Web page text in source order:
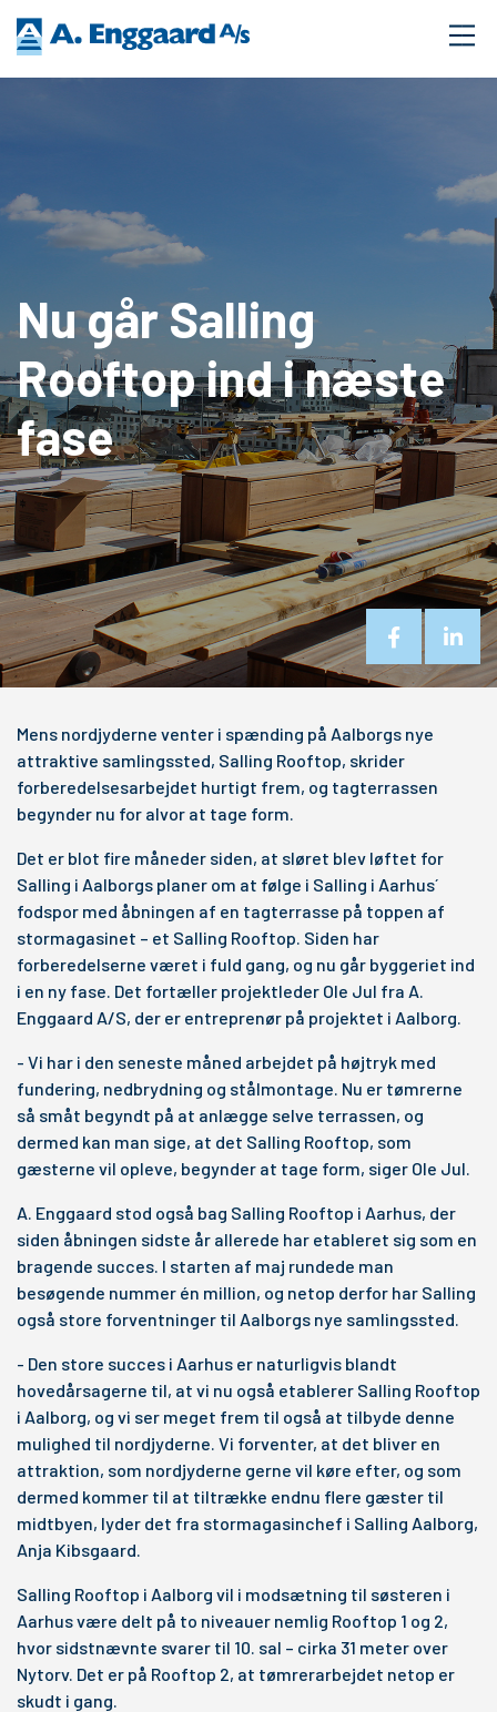
Nu går Salling
Rooftop ind i næste
fase
Mens nordjyderne venter i spænding på Aalborgs nye
attraktive samlingssted, Salling Rooftop, skrider
forberedelsesarbejdet hurtigt frem, og tagterrassen
begynder nu for alvor at tage form.
Det er blot fire måneder siden, at sløret blev løftet for
Salling i Aalborgs planer om at følge i Salling i Aarhus´
fodspor med åbningen af en tagterrasse på toppen af
stormagasinet – et Salling Rooftop. Siden har
forberedelserne været i fuld gang, og nu går byggeriet ind
i en ny fase. Det fortæller projektleder Ole Jul fra A.
Enggaard A/S, der er entreprenør på projektet i Aalborg.
- Vi har i den seneste måned arbejdet på højtryk med
fundering, nedbrydning og stålmontage. Nu er tømrerne
så småt begyndt på at anlægge selve terrassen, og
dermed kan man sige, at det Salling Rooftop, som
gæsterne vil opleve, begynder at tage form, siger Ole Jul.
A. Enggaard stod også bag Salling Rooftop i Aarhus, der
siden åbningen sidste år allerede har etableret sig som en
bragende succes. I starten af maj rundede man
besøgende nummer én million, og netop derfor har Salling
også store forventninger til Aalborgs nye samlingssted.
- Den store succes i Aarhus er naturligvis blandt
hovedårsagerne til, at vi nu også etablerer Salling Rooftop
i Aalborg, og vi ser meget frem til også at tilbyde denne
mulighed til nordjyderne. Vi forventer, at det bliver en
attraktion, som nordjyderne gerne vil køre efter, og som
dermed kommer til at tiltrække endnu flere gæster til
midtbyen, lyder det fra stormagasinchef i Salling Aalborg,
Anja Kibsgaard.
Salling Rooftop i Aalborg vil i modsætning til søsteren i
Aarhus være delt på to niveauer nemlig Rooftop 1 og 2,
hvor sidstnævnte svarer til 10. sal – cirka 31 meter over
Nytorv. Det er på Rooftop 2, at tømrerarbejdet netop er
skudt i gang.